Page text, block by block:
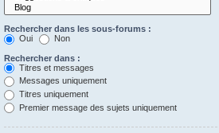
Rechercher dans les sous-forums :
Oui
Non
Rechercher dans :
Titres et messages
Messages uniquement
Titres uniquement
Premier message des sujets uniquement